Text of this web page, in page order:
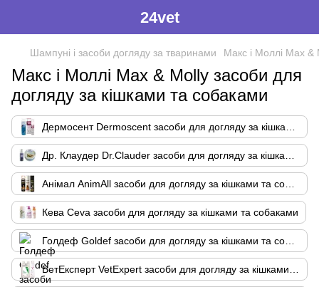
24vet
Шампуні і засоби догляду за тваринами Макс і Моллі Max &
Макс і Моллі Max & Molly засоби для
догляду за кішками та собаками
Кева Ceva засоби для догляду за кішками та собаками